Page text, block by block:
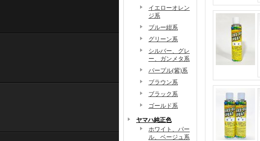
イエローオレン
ジ系
ブルー紺系
グリーン系
シルバー、グレ
ー、ガンメタ系
パープル(紫)系
ブラウン系
ブラック系
ゴールド系
ヤマハ純正色
ホワイト、パー
ル、ベージュ系